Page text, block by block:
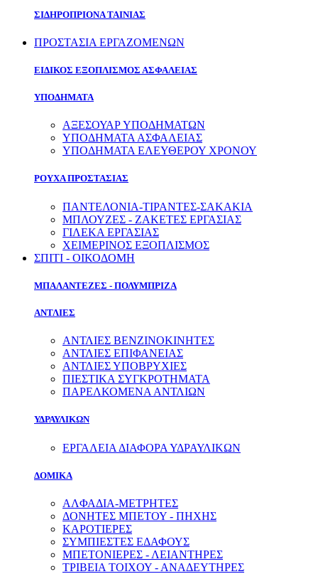
ΣΙΔΗΡΟΠΡΙΟΝΑ ΤΑΙΝΙΑΣ
ΠΡΟΣΤΑΣΙΑ ΕΡΓΑΖΟΜΕΝΩΝ
ΕΙΔΙΚΟΣ ΕΞΟΠΛΙΣΜΟΣ ΑΣΦΑΛΕΙΑΣ
ΥΠΟΔΗΜΑΤΑ
ΑΞΕΣΟΥΑΡ ΥΠΟΔΗΜΑΤΩΝ
ΥΠΟΔΗΜΑΤΑ ΑΣΦΑΛΕΙΑΣ
ΥΠΟΔΗΜΑΤΑ ΕΛΕΥΘΕΡΟΥ ΧΡΟΝΟΥ
ΡΟΥΧΑ ΠΡΟΣΤΑΣΙΑΣ
ΠΑΝΤΕΛΟΝΙΑ-ΤΙΡΑΝΤΕΣ-ΣΑΚΑΚΙΑ
ΜΠΛΟΥΖΕΣ - ΖΑΚΕΤΕΣ ΕΡΓΑΣΙΑΣ
ΓΙΛΕΚΑ ΕΡΓΑΣΙΑΣ
ΧΕΙΜΕΡΙΝΟΣ ΕΞΟΠΛΙΣΜΟΣ
ΣΠΙΤΙ - ΟΙΚΟΔΟΜΗ
ΜΠΑΛΑΝΤΕΖΕΣ - ΠΟΛΥΜΠΡΙΖΑ
ΑΝΤΛΙΕΣ
ΑΝΤΛΙΕΣ ΒΕΝΖΙΝΟΚΙΝΗΤΕΣ
ΑΝΤΛΙΕΣ ΕΠΙΦΑΝΕΙΑΣ
ΑΝΤΛΙΕΣ ΥΠΟΒΡΥΧΙΕΣ
ΠΙΕΣΤΙΚΑ ΣΥΓΚΡΟΤΗΜΑΤΑ
ΠΑΡΕΛΚΟΜΕΝΑ ΑΝΤΛΙΩΝ
ΥΔΡΑΥΛΙΚΩΝ
ΕΡΓΑΛΕΙΑ ΔΙΑΦΟΡΑ ΥΔΡΑΥΛΙΚΩΝ
ΔΟΜΙΚΑ
ΑΛΦΑΔΙΑ-ΜΕΤΡΗΤΕΣ
ΔΟΝΗΤΕΣ ΜΠΕΤΟΥ - ΠΗΧΗΣ
ΚΑΡΟΤΙΕΡΕΣ
ΣΥΜΠΙΕΣΤΕΣ ΕΔΑΦΟΥΣ
ΜΠΕΤΟΝΙΕΡΕΣ - ΛΕΙΑΝΤΗΡΕΣ
ΤΡΙΒΕΙΑ ΤΟΙΧΟΥ - ΑΝΑΔΕΥΤΗΡΕΣ